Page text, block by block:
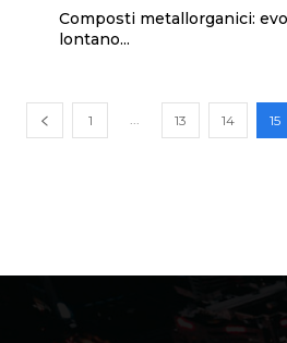
Composti metallorganici: evoluzione storica e campi di applicazione
lontano...
1 ... 13 14 15